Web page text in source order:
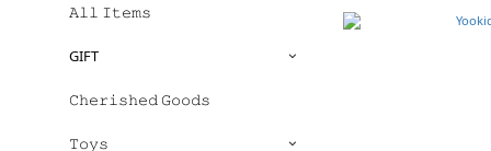
𝙰𝚕𝚕 𝙸𝚝𝚎𝚖𝚜
GIFT
𝙲𝚑𝚎𝚛𝚒𝚜𝚑𝚎𝚍 𝙶𝚘𝚘𝚍𝚜
𝚃𝚘𝚢𝚜